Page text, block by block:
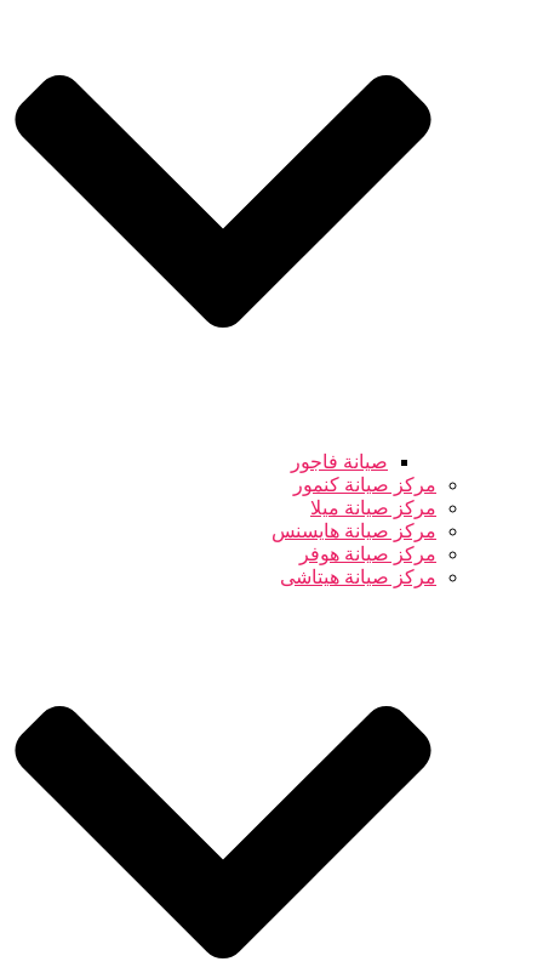
صيانة فاجور
مركز صيانة كنمور
مركز صيانة ميلا
مركز صيانة هايسنس
مركز صيانة هوفر
مركز صيانة هيتاشى